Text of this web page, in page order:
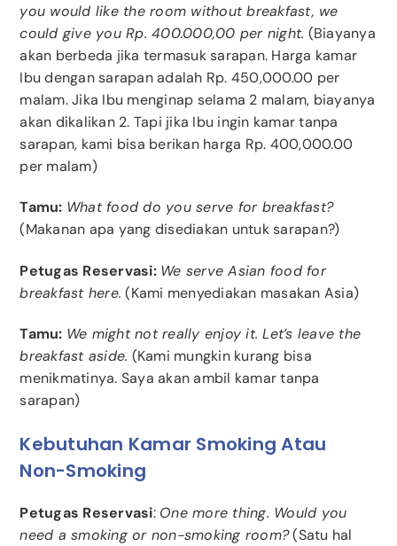
you would like the room without breakfast, we
could give you Rp. 400.000,00 per night. (Biayanya
akan berbeda jika termasuk sarapan. Harga kamar
Ibu dengan sarapan adalah Rp. 450,000.00 per
malam. Jika Ibu menginap selama 2 malam, biayanya
akan dikalikan 2. Tapi jika Ibu ingin kamar tanpa
sarapan, kami bisa berikan harga Rp. 400,000.00
per malam)
Tamu: What food do you serve for breakfast?
(Makanan apa yang disediakan untuk sarapan?)
Petugas Reservasi: We serve Asian food for
breakfast here. (Kami menyediakan masakan Asia)
Tamu: We might not really enjoy it. Let’s leave the
breakfast aside. (Kami mungkin kurang bisa
menikmatinya. Saya akan ambil kamar tanpa
sarapan)
Kebutuhan Kamar Smoking Atau
Non-Smoking
Petugas Reservasi: One more thing. Would you
need a smoking or non-smoking room?(Satu hal